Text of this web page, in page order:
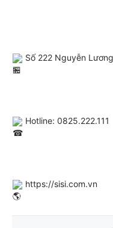
Số 222 Nguyễn
Hotline: 0825.222.111
https://sisi.com.vn